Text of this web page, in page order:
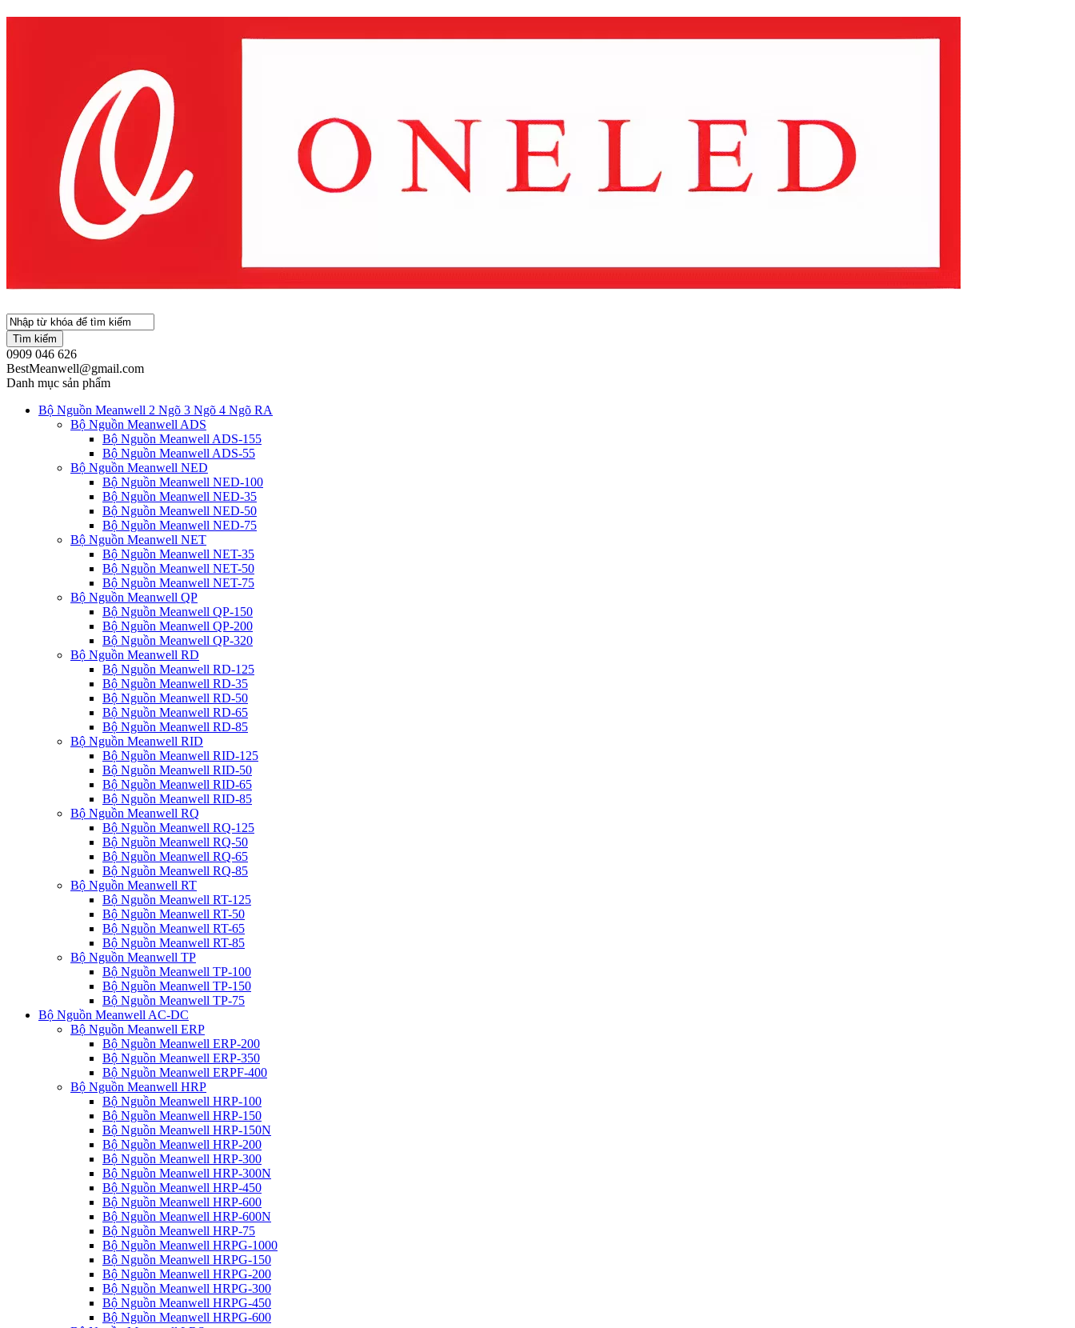
Tìm kiếm
0909 046 626
BestMeanwell@gmail.com
Danh mục sản phẩm
Bộ Nguồn Meanwell 2 Ngõ 3 Ngõ 4 Ngõ RA
Bộ Nguồn Meanwell ADS
Bộ Nguồn Meanwell ADS-155
Bộ Nguồn Meanwell ADS-55
Bộ Nguồn Meanwell NED
Bộ Nguồn Meanwell NED-100
Bộ Nguồn Meanwell NED-35
Bộ Nguồn Meanwell NED-50
Bộ Nguồn Meanwell NED-75
Bộ Nguồn Meanwell NET
Bộ Nguồn Meanwell NET-35
Bộ Nguồn Meanwell NET-50
Bộ Nguồn Meanwell NET-75
Bộ Nguồn Meanwell QP
Bộ Nguồn Meanwell QP-150
Bộ Nguồn Meanwell QP-200
Bộ Nguồn Meanwell QP-320
Bộ Nguồn Meanwell RD
Bộ Nguồn Meanwell RD-125
Bộ Nguồn Meanwell RD-35
Bộ Nguồn Meanwell RD-50
Bộ Nguồn Meanwell RD-65
Bộ Nguồn Meanwell RD-85
Bộ Nguồn Meanwell RID
Bộ Nguồn Meanwell RID-125
Bộ Nguồn Meanwell RID-50
Bộ Nguồn Meanwell RID-65
Bộ Nguồn Meanwell RID-85
Bộ Nguồn Meanwell RQ
Bộ Nguồn Meanwell RQ-125
Bộ Nguồn Meanwell RQ-50
Bộ Nguồn Meanwell RQ-65
Bộ Nguồn Meanwell RQ-85
Bộ Nguồn Meanwell RT
Bộ Nguồn Meanwell RT-125
Bộ Nguồn Meanwell RT-50
Bộ Nguồn Meanwell RT-65
Bộ Nguồn Meanwell RT-85
Bộ Nguồn Meanwell TP
Bộ Nguồn Meanwell TP-100
Bộ Nguồn Meanwell TP-150
Bộ Nguồn Meanwell TP-75
Bộ Nguồn Meanwell AC-DC
Bộ Nguồn Meanwell ERP
Bộ Nguồn Meanwell ERP-200
Bộ Nguồn Meanwell ERP-350
Bộ Nguồn Meanwell ERPF-400
Bộ Nguồn Meanwell HRP
Bộ Nguồn Meanwell HRP-100
Bộ Nguồn Meanwell HRP-150
Bộ Nguồn Meanwell HRP-150N
Bộ Nguồn Meanwell HRP-200
Bộ Nguồn Meanwell HRP-300
Bộ Nguồn Meanwell HRP-300N
Bộ Nguồn Meanwell HRP-450
Bộ Nguồn Meanwell HRP-600
Bộ Nguồn Meanwell HRP-600N
Bộ Nguồn Meanwell HRP-75
Bộ Nguồn Meanwell HRPG-1000
Bộ Nguồn Meanwell HRPG-150
Bộ Nguồn Meanwell HRPG-200
Bộ Nguồn Meanwell HRPG-300
Bộ Nguồn Meanwell HRPG-450
Bộ Nguồn Meanwell HRPG-600